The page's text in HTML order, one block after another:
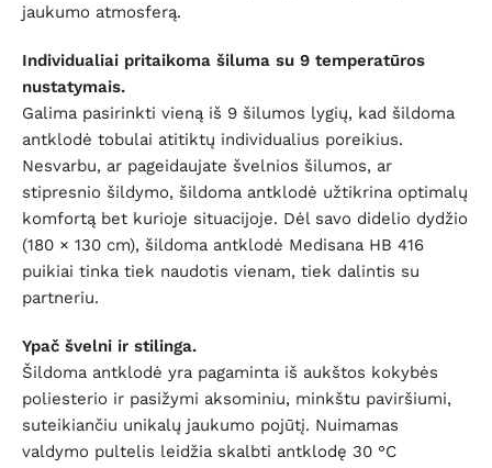
jaukumo atmosferą.
Individualiai pritaikoma šiluma su 9 temperatūros
nustatymais.
Galima pasirinkti vieną iš 9 šilumos lygių, kad šildoma
antklodė tobulai atitiktų individualius poreikius.
Nesvarbu, ar pageidaujate švelnios šilumos, ar
stipresnio šildymo, šildoma antklodė užtikrina optimalų
komfortą bet kurioje situacijoje. Dėl savo didelio dydžio
(180 × 130 cm), šildoma antklodė Medisana HB 416
puikiai tinka tiek naudotis vienam, tiek dalintis su
partneriu.
Ypač švelni ir stilinga.
Šildoma antklodė yra pagaminta iš aukštos kokybės
poliesterio ir pasižymi aksominiu, minkštu paviršiumi,
suteikiančiu unikalų jaukumo pojūtį. Nuimamas
valdymo pultelis leidžia skalbti antklodę 30 °C